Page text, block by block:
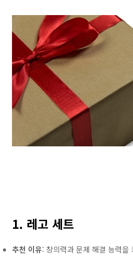
1. 레고 세트
추천 이유: 창의력과 문제 해결 능력을